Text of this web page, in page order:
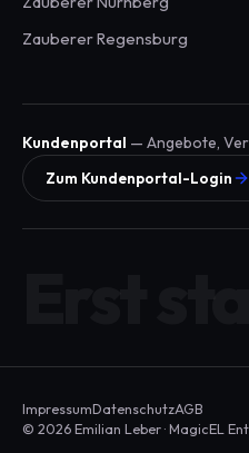
ZaubererRegensburg
Kundenportal — Angebote,
Zum Kundenportal-Login
ImpressumDatenschutzAGB
© 2026 Emilian Leber · MagicEL